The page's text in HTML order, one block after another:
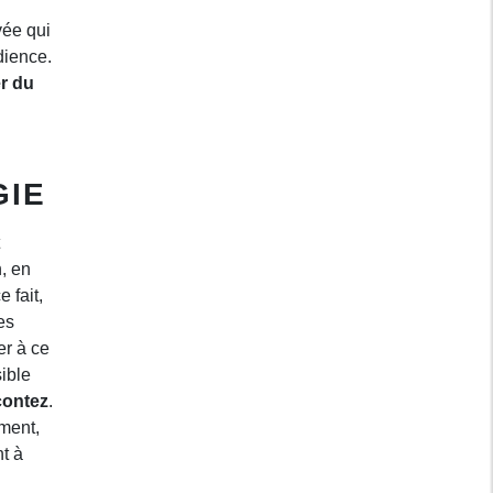
qui
du
en
fait,
à ce
.
à